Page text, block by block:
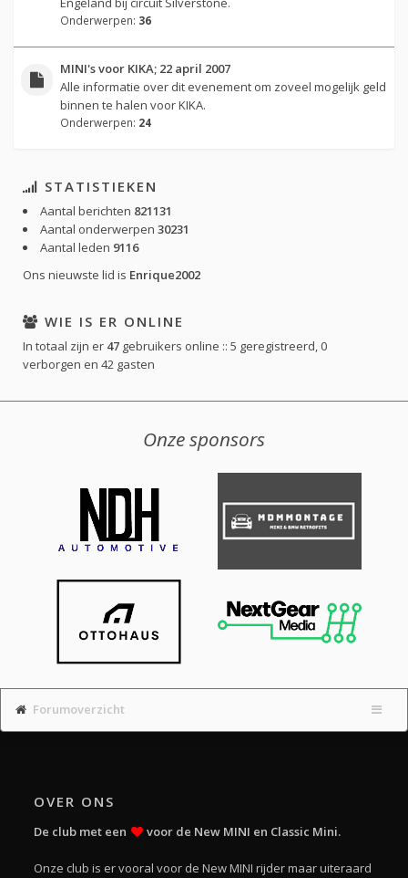
Onderwerpen: 36
MINI's voor KIKA; 22 april 2007
Alle informatie over dit evenement om zoveel mogelijk geld
binnen te halen voor KIKA.
Onderwerpen: 24
STATISTIEKEN
Aantal berichten 821131
Aantal onderwerpen 30231
Aantal leden 9116
Ons nieuwste lid is Enrique2002
WIE IS ER ONLINE
In totaal zijn er 47 gebruikers online :: 5 geregistreerd, 0
verborgen en 42 gasten
Onze sponsors
Forumoverzicht
OVER ONS
De club met een voor de New MINI en Classic Mini.
Onze club is er vooral voor de New MINI rijder maar uiteraard